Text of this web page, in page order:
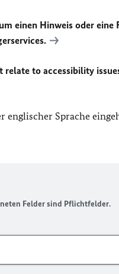
einen Hinweis oder
to accessibility
englischer Sprache
Felder sind Pflichtfelder.